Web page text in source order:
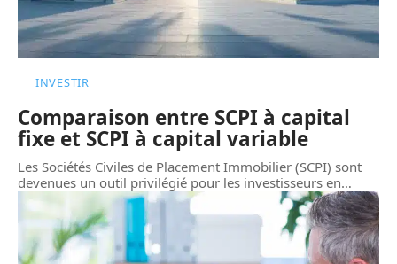
INVESTIR
Comparaison entre SCPI à capital
fixe et SCPI à capital variable
Les Sociétés Civiles de Placement Immobilier (SCPI) sont
devenues un outil privilégié pour les investisseurs en…